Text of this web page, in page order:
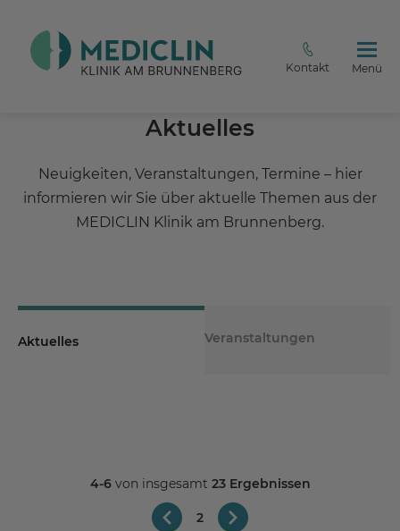
Kontakt Menü
Aktuelles
Neuigkeiten, Veranstaltungen, Termine – hier
informieren wir Sie über aktuelle Themen aus der
MEDICLIN Klinik am Brunnenberg.
Aktuelles Veranstaltungen
2
4-6von insgesamt 23 Ergebnissen